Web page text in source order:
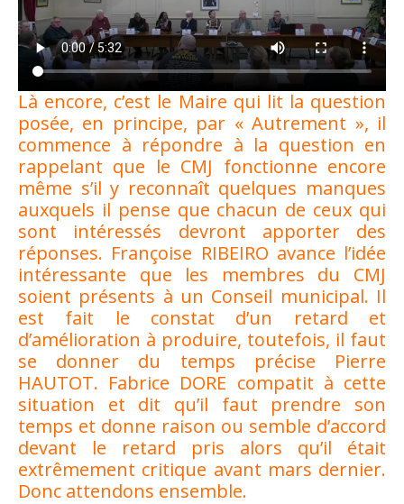
Là encore, c’est le Maire qui lit la question
posée, en principe, par « Autrement », il
commence à répondre à la question en
rappelant que le CMJ fonctionne encore
même s’il y reconnaît quelques manques
auxquels il pense que chacun de ceux qui
sont intéressés devront apporter des
réponses. Françoise RIBEIRO avance l’idée
intéressante que les membres du CMJ
soient présents à un Conseil municipal. Il
est fait le constat d’un retard et
d’amélioration à produire, toutefois, il faut
se donner du temps précise Pierre
HAUTOT. Fabrice DORE compatit à cette
situation et dit qu’il faut prendre son
temps et donne raison ou semble d’accord
devant le retard pris alors qu’il était
extrêmement critique avant mars dernier.
Donc attendons ensemble.